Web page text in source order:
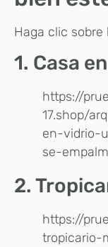
Haga clic
1. Casa
https://
17.shop/
en-vidrio-
se-
2.
https://
tropicario-